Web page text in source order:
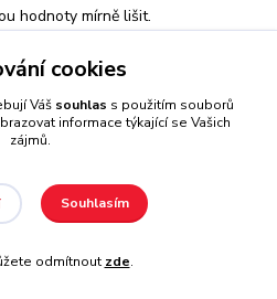
hodnoty mírně lišit.
izolát 88% [syrovátkový
lecitin)], smetana [částečně
sušené odstředěné mléko,
sirup, sacharóza, mléčná
(karagenan, xantanová
protispékavá látka (oxid
cookies
Váš souhlas s použitím souborů
informace týkající se Vašich
zájmů.
Souhlasím
odmítnout zde.